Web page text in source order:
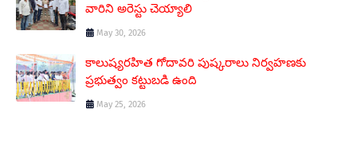
వారిని అరెస్టు చెయ్యాలి
May 30, 2026
కాలుష్యరహిత గోదావరి పుష్కరాలు నిర్వహణకు
ప్రభుత్వం కట్టుబడి ఉంది
May 25, 2026